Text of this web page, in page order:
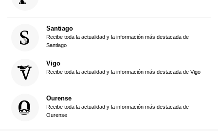
Santiago
Recibe toda la actualidad y la información más destacada de
Santiago
Vigo
Recibe toda la actualidad y la información más destacada de Vigo
Ourense
Recibe toda la actualidad y la información más destacada de
Ourense